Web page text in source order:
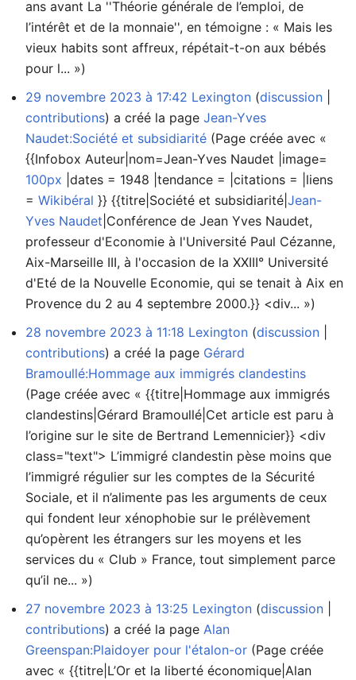
ans avant La ''Théorie générale de l’emploi, de
l’intérêt et de la monnaie'', en témoigne : « Mais les
vieux habits sont affreux, répétait-t-on aux bébés
pour l... »)
29 novembre 2023 à 17:42 Lexington discussion
contributions a créé la page Jean-Yves
Naudet:Société et subsidiarité (Page créée avec «
{{Infobox Auteur|nom=Jean-Yves Naudet |image=
100px |dates = 1948 |tendance = |citations = |liens
= Wikibéral }} {{titre|Société et subsidiarité| Jean-
Yves Naudet |Conférence de Jean Yves Naudet,
professeur d'Economie à l'Université Paul Cézanne,
Aix-Marseille III, à l'occasion de la XXIII° Université
d'Eté de la Nouvelle Economie, qui se tenait à Aix en
Provence du 2 au 4 septembre 2000.}} <div... »)
28 novembre 2023 à 11:18 Lexington discussion
contributions a créé la page Gérard
Bramoullé:Hommage aux immigrés clandestins
(Page créée avec « {{titre|Hommage aux immigrés
clandestins|Gérard Bramoullé|Cet article est paru à
l’origine sur le site de Bertrand Lemennicier}} <div
class="text"> L’immigré clandestin pèse moins que
l’immigré régulier sur les comptes de la Sécurité
Sociale, et il n’alimente pas les arguments de ceux
qui fondent leur xénophobie sur le prélèvement
qu’opèrent les étrangers sur les moyens et les
services du « Club » France, tout simplement parce
qu’il ne... »)
27 novembre 2023 à 13:25 Lexington discussion
contributions a créé la page Alan
Greenspan:Plaidoyer pour l'étalon-or (Page créée
avec « {{titre|L’Or et la liberté économique|Alan